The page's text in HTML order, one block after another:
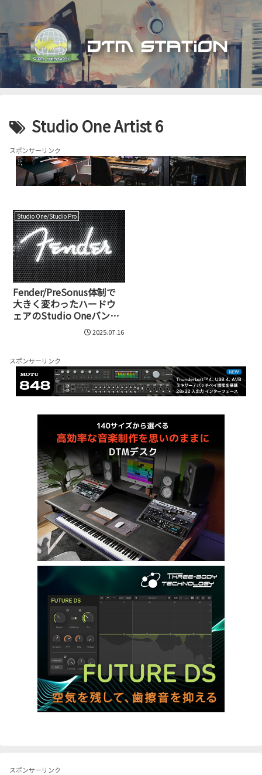
Studio One Artist 6
スポンサーリンク
Studio One/Studio Pro
Fender/PreSonus体制で
大きく変わったハードウ
ェアのStudio Oneバンド
ル内容をフェンダー・ミ
ュージックに聞いてみた
2025.07.16
スポンサーリンク
スポンサーリンク